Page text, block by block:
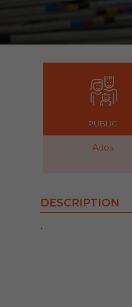
PUBLIC
Ados
DESCRIPTION
.